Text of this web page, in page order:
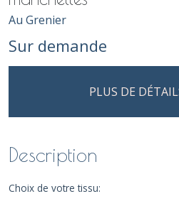
Au Grenier
Sur demande
PLUS DE
Description
Choix de votre tissu: